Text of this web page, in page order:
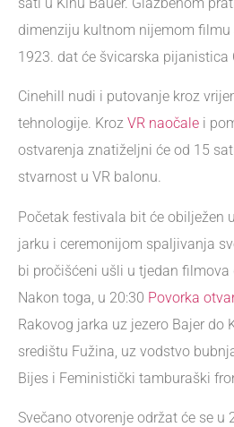
dimenziju kultnom nijemom filmu
1923. dat će švicarska pijanistica
Cinehill nudi i putovanje kroz
tehnologije. Kroz VR naočale i
ostvarenja znatiželjni će od 15
stvarnost u VR balonu.
Početak festivala bit će obilježen
jarku i ceremonijom spaljivanja
bi pročišćeni ušli u tjedan filmova
Nakon toga, u 20:30 Povorka
Rakovog jarka uz jezero Bajer do
središtu Fužina, uz vodstvo
Bijes i Feministički tamburaški
Svečano otvorenje održat će se u